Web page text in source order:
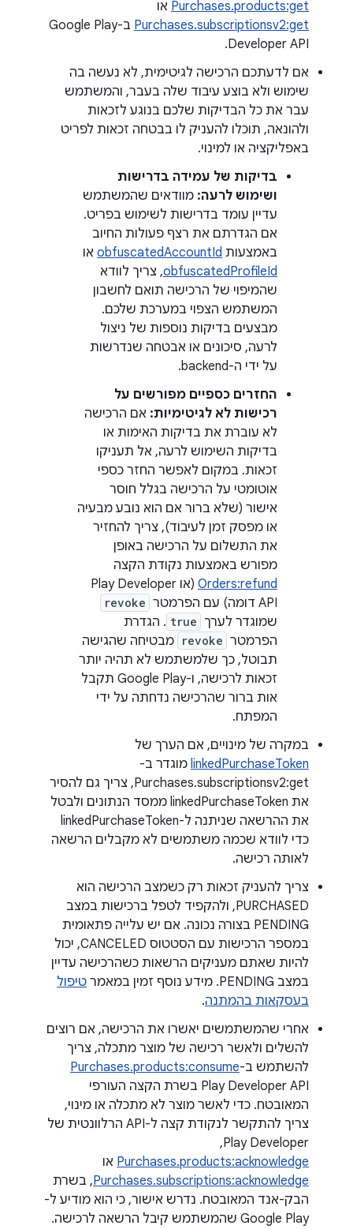
Purchases.products:get או
Purchases.subscriptionsv2:get
ב-Google Play
Developer API.
אם לדעתכם הרכישה לגיטימית, לא נעשה בה
שימוש ולא בוצע עיבוד שלה בעבר, והמשתמש
עבר את כל הבדיקות שלכם בנוגע לזכאות
ולהונאה, תוכלו להעניק לו בבטחה זכאות לפריט
באפליקציה או למינוי.
בדיקות של עמידה בדרישות
ושימוש לרעה: מוודאים שהמשתמש
עדיין עומד בדרישות לשימוש בפריט.
אם הגדרתם את רצף פעולות החיוב
באמצעות obfuscatedAccountId או
obfuscatedProfileId, צריך לוודא
שהמיפוי של הרכישה תואם לחשבון
המשתמש הצפוי במערכת שלכם.
מבצעים בדיקות נוספות של ניצול
לרעה, סיכונים או אבטחה שנדרשות
על ידי ה-backend.
החזרים כספיים מפורשים על
רכישות לא לגיטימיות: אם הרכישה
לא עוברת את בדיקות האימות או
בדיקות השימוש לרעה, אל תעניקו
זכאות. במקום לאפשר החזר כספי
אוטומטי על הרכישה בגלל חוסר
אישור (שלא ברור אם הוא נובע מבעיה
או מפסק זמן לעיבוד), צריך להחזיר
את התשלום על הרכישה באופן
מפורש באמצעות נקודת הקצה
Orders:refund
(או Play Developer
API דומה) עם הפרמטר
revoke
שמוגדר לערך true . הגדרת
הפרמטר revoke מבטיחה שהגישה
תבוטל, כך שלמשתמש לא תהיה יותר
זכאות לרכישה, ו-Google Play תקבל
אות ברור שהרכישה נדחתה על ידי
המפתח.
במקרה של מינויים, אם הערך של
linkedPurchaseToken מוגדר ב-
Purchases.subscriptionsv2:get, צריך גם להסיר
את linkedPurchaseToken ממסד הנתונים ולבטל
את ההרשאה שניתנה ל-linkedPurchaseToken
כדי לוודא שכמה משתמשים לא מקבלים הרשאה
לאותה רכישה.
צריך להעניק זכאות רק כשמצב הרכישה הוא
PURCHASED, ולהקפיד לטפל ברכישות במצב
PENDING בצורה נכונה. אם יש עלייה פתאומית
במספר הרכישות עם הסטטוס CANCELED, יכול
להיות שאתם מעניקים הרשאות כשהרכישה עדיין
במצב PENDING. מידע נוסף זמין במאמר
טיפול
בעסקאות בהמתנה.
אחרי שהמשתמשים יאשרו את הרכישה, אם רוצים
להשלים ולאשר רכישה של מוצר מתכלה, צריך
להשתמש ב-Purchases.products:consume
Play Developer API בשרת הקצה העורפי
המאובטח. כדי לאשר מוצר לא מתכלה או מינוי,
צריך להתקשר לנקודת קצה ל-API הרלוונטית של
Play Developer,‏
Purchases.products:acknowledge או
Purchases.subscriptions:acknowledge, בשרת
הבק-אנד המאובטח. נדרש אישור, כי הוא מודיע ל-
Google Play שהמשתמש קיבל הרשאה לרכישה.